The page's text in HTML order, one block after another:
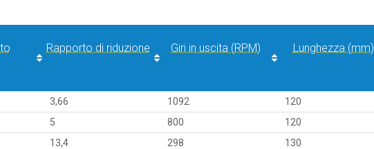
Rapporto di riduzione Giri in uscita (RPM) Lunghezza (mm)
Rapporto di riduzione Giri in uscita (RPM) Lunghezza (mm)
3,66 1092 120
5 800 120
13,4 298 130